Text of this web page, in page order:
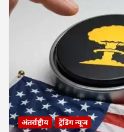
अंतर्राष्ट्रीय ट्रेंडिंग न्यूज